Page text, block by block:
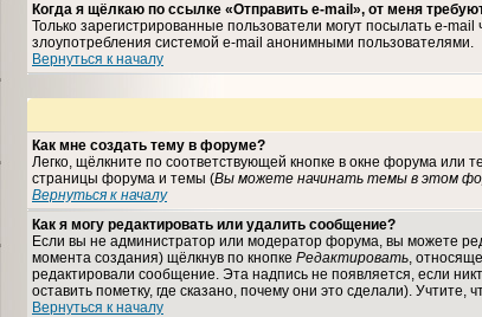
Когда я щёлкаю по ссылке «Отправить e-mail», от меня
Только зарегистрированные пользователи могут посылать e-
злоупотребления системой e-mail анонимными пользователями.
Вернуться к началу
Как мне создать тему в форуме?
Легко, щёлкните по соответствующей кнопке в окне форума
страницы форума и темы (Вы можете начинать темы в этом
Вернуться к началу
Как я могу редактировать или удалить сообщение?
Если вы не администратор или модератор форума, вы можете
момента создания) щёлкнув по кнопке Редактировать,
редактировали сообщение. Эта надпись не появляется, если
оставить пометку, где сказано, почему они это сделали).
Вернуться к началу